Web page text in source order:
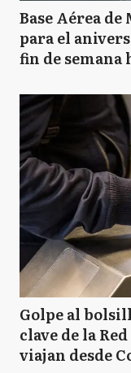
Base Aérea
para el
fin de semana
Golpe al
clave de la
viajan desde